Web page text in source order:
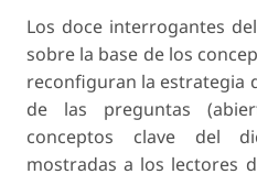
Los doce interrogantes
sobre la base de los
reconfiguran la estrategia
de las preguntas
conceptos clave del
mostradas a los lectores